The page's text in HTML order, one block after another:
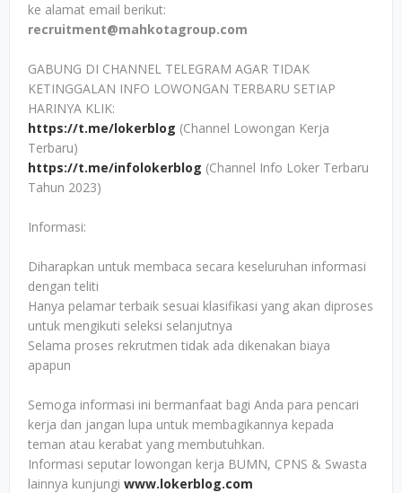
ke alamat email berikut:
recruitment@mahkotagroup.com
GABUNG DI CHANNEL TELEGRAM AGAR TIDAK
KETINGGALAN INFO LOWONGAN TERBARU SETIAP
HARINYA KLIK:
https://t.me/lokerblog (Channel Lowongan Kerja
Terbaru)
https://t.me/infolokerblog (Channel Info Loker Terbaru
Tahun 2023)
Informasi:
Diharapkan untuk membaca secara keseluruhan informasi
dengan teliti
Hanya pelamar terbaik sesuai klasifikasi yang akan diproses
untuk mengikuti seleksi selanjutnya
Selama proses rekrutmen tidak ada dikenakan biaya
apapun
Semoga informasi ini bermanfaat bagi Anda para pencari
kerja dan jangan lupa untuk membagikannya kepada
teman atau kerabat yang membutuhkan.
Informasi seputar lowongan kerja BUMN, CPNS & Swasta
lainnya kunjungi www.lokerblog.com